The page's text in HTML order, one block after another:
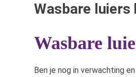
Wasbare luiers
Wasbare
Ben je nog in verwachting